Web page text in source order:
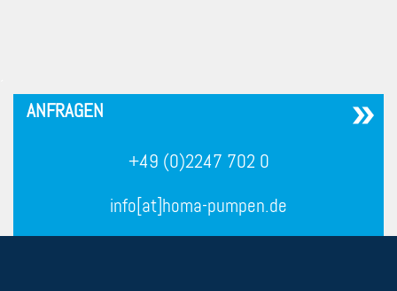
ANFRAGEN
+49 (0)2247 702 0
info[at]homa-pumpen.de